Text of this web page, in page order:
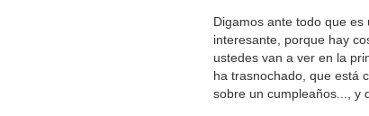
Digamos ante todo que
interesante, porque hay
ustedes van a ver en la
ha trasnochado, que está
sobre un cumpleaños..., y